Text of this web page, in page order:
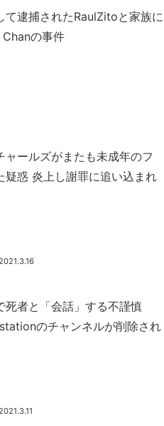
て逮捕されたRaulZitoと家族に
の事件
ャールズがまたも未成年のフ
疑惑 炎上し謝罪に追い込まれ
死者と「会話」する不謹慎
のチャンネルが削除され